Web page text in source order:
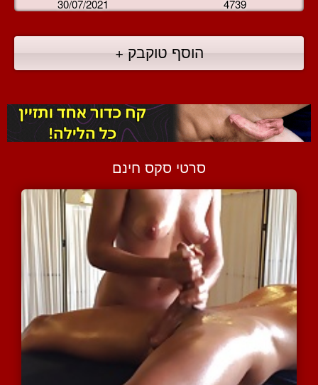
30/07/2021 4739
הוסף טוקבק +
סרטי סקס חינם